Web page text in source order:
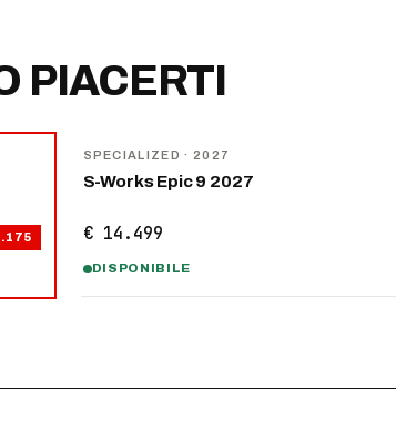
PIACERTI
SPECIALIZED · 2027
S-Works Epic 9 2027
€ 14.499
DISPONIBILE